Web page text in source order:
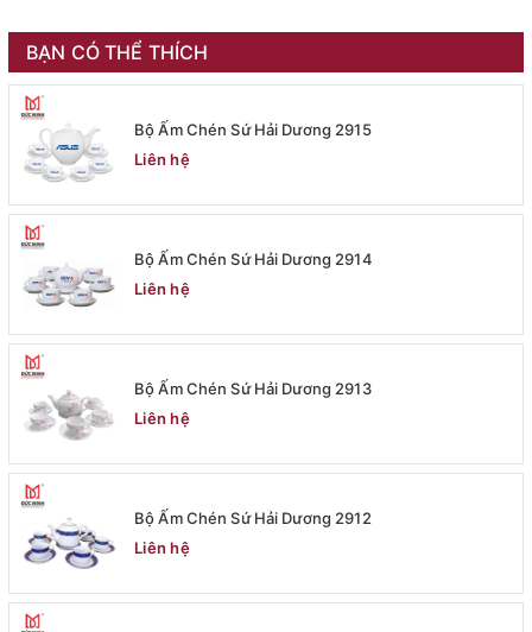
BẠN CÓ THỂ THÍCH
Bộ Ấm Chén Sứ Hải Dương 2915
Liên hệ
Bộ Ấm Chén Sứ Hải Dương 2914
Liên hệ
Bộ Ấm Chén Sứ Hải Dương 2913
Liên hệ
Bộ Ấm Chén Sứ Hải Dương 2912
Liên hệ